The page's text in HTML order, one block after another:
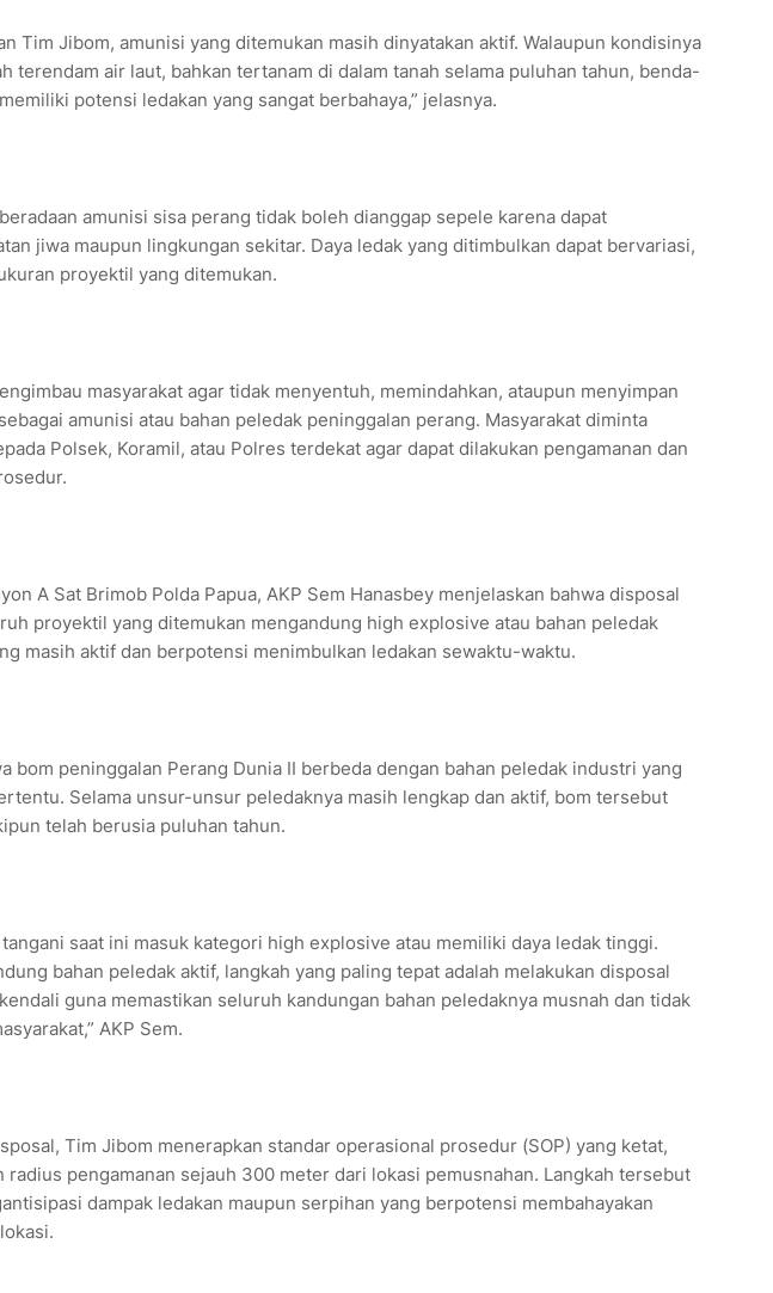
Tim Jibom, amunisi yang ditemukan masih dinyatakan aktif. Walaupun kondisinya
terendam air laut, bahkan tertanam di dalam tanah selama puluhan tahun, benda-
potensi ledakan yang sangat berbahaya,” jelasnya.
amunisi sisa perang tidak boleh dianggap sepele karena dapat
jiwa maupun lingkungan sekitar. Daya ledak yang ditimbulkan dapat bervariasi,
proyektil yang ditemukan.
masyarakat agar tidak menyentuh, memindahkan, ataupun menyimpan
amunisi atau bahan peledak peninggalan perang. Masyarakat diminta
Polsek, Koramil, atau Polres terdekat agar dapat dilakukan pengamanan dan
A Sat Brimob Polda Papua, AKP Sem Hanasbey menjelaskan bahwa disposal
proyektil yang ditemukan mengandung high explosive atau bahan peledak
masih aktif dan berpotensi menimbulkan ledakan sewaktu-waktu.
bom peninggalan Perang Dunia II berbeda dengan bahan peledak industri yang
Selama unsur-unsur peledaknya masih lengkap dan aktif, bom tersebut
telah berusia puluhan tahun.
saat ini masuk kategori high explosive atau memiliki daya ledak tinggi.
bahan peledak aktif, langkah yang paling tepat adalah melakukan disposal
guna memastikan seluruh kandungan bahan peledaknya musnah dan tidak
AKP Sem.
Tim Jibom menerapkan standar operasional prosedur (SOP) yang ketat,
radius pengamanan sejauh 300 meter dari lokasi pemusnahan. Langkah tersebut
dampak ledakan maupun serpihan yang berpotensi membahayakan